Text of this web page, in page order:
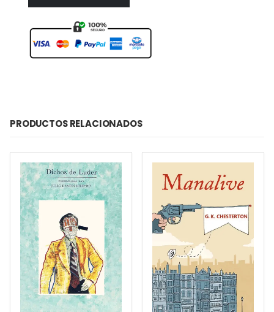
PRODUCTOS RELACIONADOS